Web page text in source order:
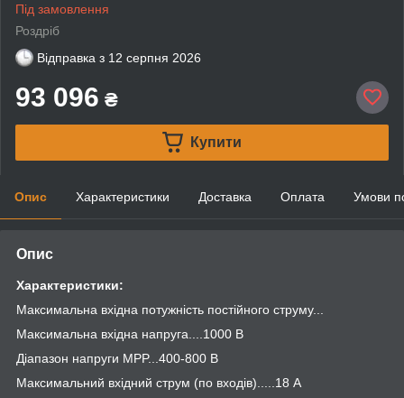
Під замовлення
Роздріб
Відправка з 12 серпня 2026
93 096 ₴
Купити
Опис Характеристики Доставка Оплата Умови
Опис
Характеристики:
Максимальна вхідна потужність постійного струму...
Максимальна вхідна напруга....1000 В
Діапазон напруги MPP...400-800 В
Максимальний вхідний струм (по входів).....18 А